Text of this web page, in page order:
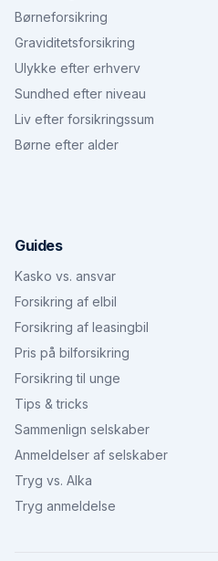
Børneforsikring
Graviditetsforsikring
Ulykke efter erhverv
Sundhed efter niveau
Liv efter forsikringssum
Børne efter alder
Guides
Kasko vs. ansvar
Forsikring af elbil
Forsikring af leasingbil
Pris på bilforsikring
Forsikring til unge
Tips & tricks
Sammenlign selskaber
Anmeldelser af selskaber
Tryg vs. Alka
Tryg anmeldelse